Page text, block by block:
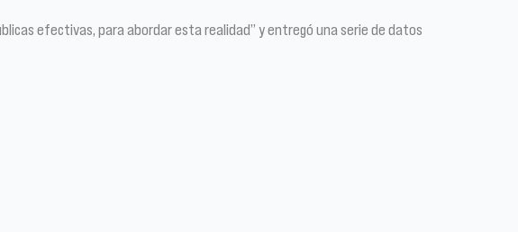
efectivas, para abordar esta realidad” y entregó una serie de datos